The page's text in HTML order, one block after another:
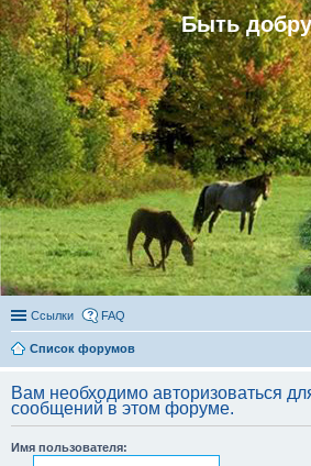
Быть добру
Ссылки FAQ
Список форумов
Вам необходимо авторизоваться
сообщений в этом форуме.
Имя пользователя: